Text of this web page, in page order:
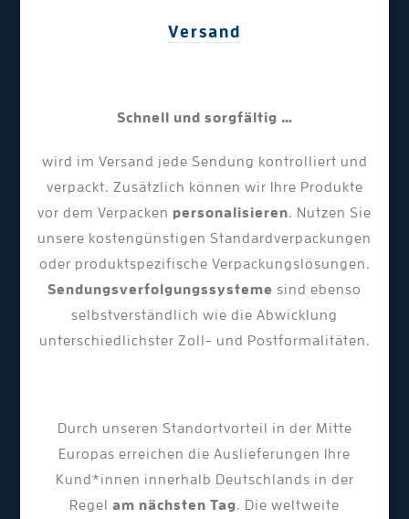
Versand
Schnell und sorgfältig …
wird im Versand jede Sendung kontrolliert und
verpackt. Zusätzlich können wir Ihre Produkte
vor dem Verpacken personalisieren. Nutzen Sie
unsere kostengünstigen Standardverpackungen
oder produktspezifische Verpackungslösungen.
Sendungsverfolgungssysteme sind ebenso
selbstverständlich wie die Abwicklung
unterschiedlichster Zoll- und Postformalitäten.
Durch unseren Standortvorteil in der Mitte
Europas erreichen die Auslieferungen Ihre
Kund*innen innerhalb Deutschlands in der
Regel am nächsten Tag. Die weltweite